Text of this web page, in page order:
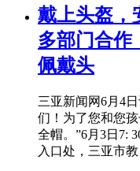
戴上头盔，
多部门合作
佩戴头
三亚新闻网6月4
们！为了您和您
全帽。”6月3日7:
入口处，三亚市教